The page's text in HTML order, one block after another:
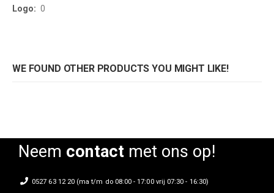
0
WE FOUND OTHER PRODUCTS YOU MIGHT LIKE!
Neem contactmet ons op!
0527 63 12 20 (ma t/m do 08:00 - 17:00 vrij 07:30 - 16:30)